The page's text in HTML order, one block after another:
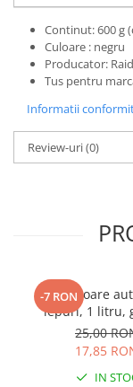
Continut: 600 g
Culoare : negru
Producator:
Tus pentru
Informatii
Review-uri(0)
-7 RON
Adapatoare
iepuri, 1 litru,
25,00
17,85
IN